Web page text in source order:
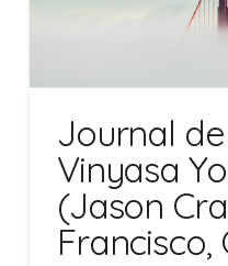
Journal
Vinyasa
(Jason
Francisco,